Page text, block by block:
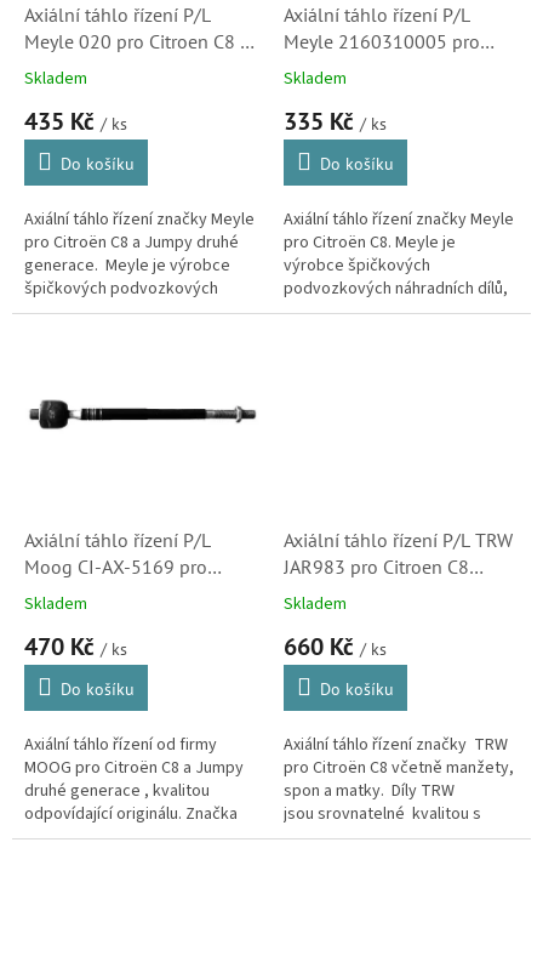
Axiální táhlo řízení P/L
Meyle 020 pro Citroen C8 a
Jumpy 2 (11-160310020,
Skladem
435 Kč / ks
Do košíku
Axiální táhlo řízení značky Meyle
pro Citroën C8 a Jumpy druhé
generace. Meyle je výrobce
špičkových podvozkových
náhradních dílů, které nejen, že
Axiální táhlo řízení P/L
Meyle 2160310005 pro
Citroen C8 (3812E2)
Skladem
335 Kč / ks
Do košíku
Axiální táhlo řízení značky Meyle
pro Citroën C8. Meyle je
výrobce špičkových
podvozkových náhradních dílů,
které nejen, že se kvalitou
Axiální táhlo řízení P/L
Moog CI-AX-5169 pro
Citroen C8 a Jumpy 2
Skladem
470 Kč / ks
Do košíku
Axiální táhlo řízení od firmy
MOOG pro Citroën C8 a Jumpy
druhé generace , kvalitou
odpovídající originálu. Značka
zaručující dlouhou životnost,
Axiální táhlo řízení P/L TRW
JAR983 pro Citroen C8
(3812E2)
Skladem
660 Kč / ks
Do košíku
Axiální táhlo řízení značky TRW
pro Citroën C8 včetně manžety,
spon a matky. Díly TRW
jsou srovnatelné kvalitou s
originálem. Značka TRW je